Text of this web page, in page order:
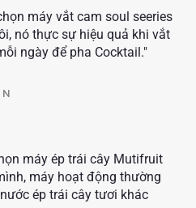
máy vắt cam soul seeries
nó thực sự hiệu quả khi vắt
ngày để pha Cocktail."
máy ép trái cây Mutifruit
máy hoạt động thường
ép trái cây tươi khác